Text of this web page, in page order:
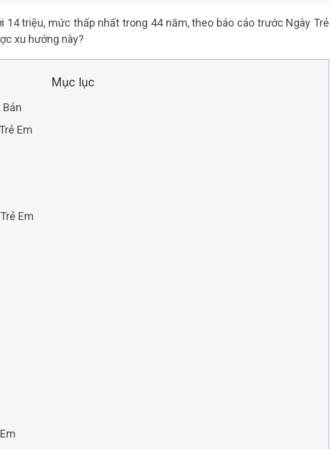
14 triệu, mức thấp nhất trong 44 năm, theo báo cáo trước Ngày Trẻ
xu hướng này?
Mục lục
Bản
Em
Em